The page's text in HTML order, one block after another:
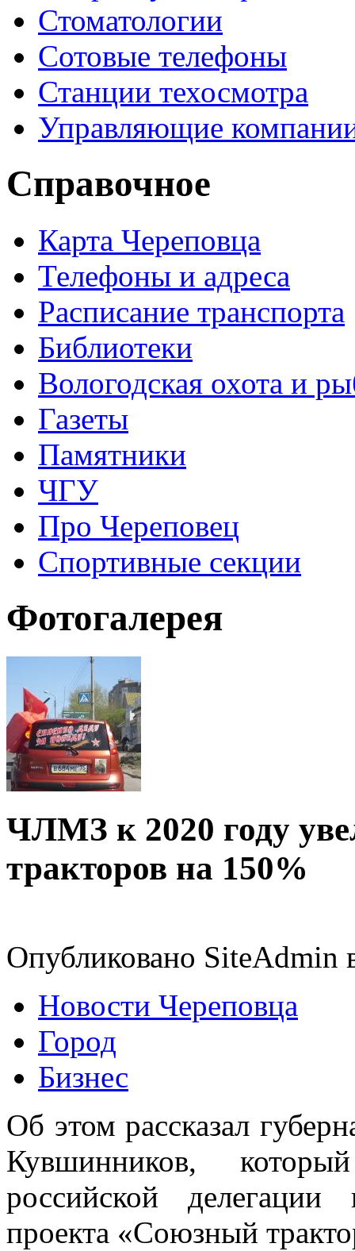
Стоматологии
Сотовые телефоны
Станции техосмотра
Управляющие
Справочное
Карта Череповца
Телефоны и адреса
Расписание транспорта
Библиотеки
Вологодская охота и
Газеты
Памятники
ЧГУ
Про Череповец
Спортивные секции
Фотогалерея
ЧЛМЗ к 2020 году
тракторов на 150%
Опубликовано
Новости Череповца
Город
Бизнес
Об этом рассказал
Кувшинников,
российской
проекта «Союзный